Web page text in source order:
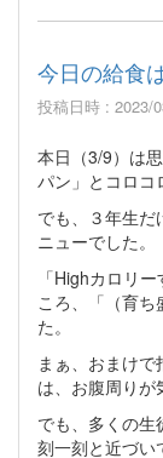
今日の給食
投稿日時 : 2023/
本日（3/9）は
パン」とコロコ
でも、３年生だ
ニューでした。
「Highカロリ
ころ、「（育ち
た。
まぁ、おまけ
は、お腹周りが
でも、多くの
刻一刻と近づい